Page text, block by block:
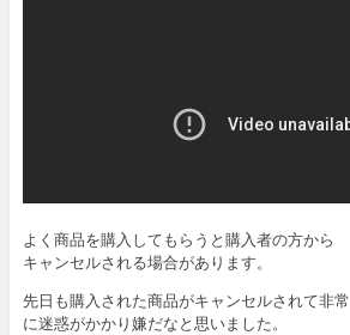
よく商品を購入してもらうと購入者の方から
キャンセルされる場合があります。
先日も購入された商品がキャンセルされて非常
に迷惑がかかり嫌だなと思いました。